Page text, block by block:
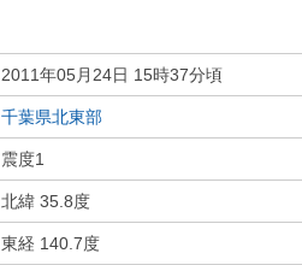
2011年05月24日 15時37分頃
千葉県北東部
震度1
北緯 35.8度
東経 140.7度